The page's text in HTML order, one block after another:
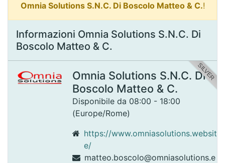
Omnia Solutions S.N.C. Di Boscolo Matteo & C.!
Informazioni Omnia Solutions S.N.C. Di
Boscolo Matteo & C.
Omnia Solutions S.N.C. Di
Boscolo Matteo & C.
SILVER
Disponibile da 08:00 - 18:00
(Europe/Rome)
https://www.omniasolutions.websit
e/
matteo.boscolo@omniasolutions.e